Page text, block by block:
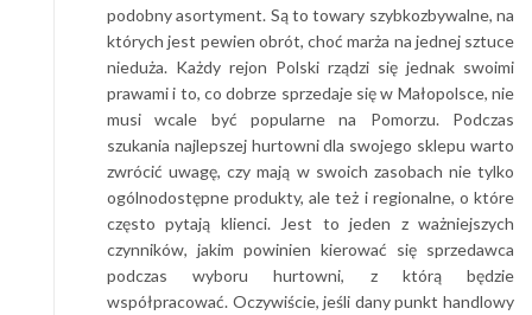
podobny asortyment. Są to towary szybkozbywalne, na
których jest pewien obrót, choć marża na jednej sztuce
nieduża. Każdy rejon Polski rządzi się jednak swoimi
prawami i to, co dobrze sprzedaje się w Małopolsce, nie
musi wcale być popularne na Pomorzu. Podczas
szukania najlepszej hurtowni dla swojego sklepu warto
zwrócić uwagę, czy mają w swoich zasobach nie tylko
ogólnodostępne produkty, ale też i regionalne, o które
często pytają klienci. Jest to jeden z ważniejszych
czynników, jakim powinien kierować się sprzedawca
podczas wyboru hurtowni, z którą będzie
współpracować. Oczywiście, jeśli dany punkt handlowy